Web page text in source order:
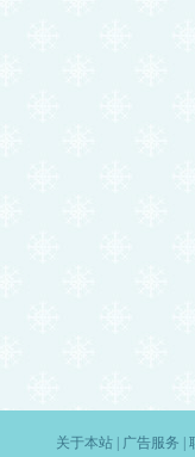
关于本站| 广告服务